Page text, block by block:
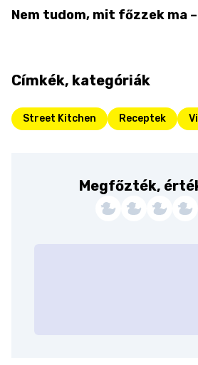
Nem tudom, mit főzzek ma
Címkék, kategóriák
Street Kitchen Receptek
Megfőzték,